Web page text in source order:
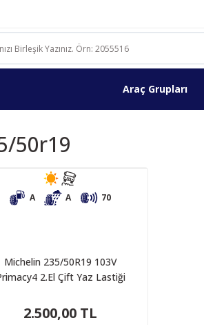
Araç Grupları
50r19
A A 70
Michelin 235/50R19 103V
2.El Çift Yaz Lastiği
2.500,00 TL